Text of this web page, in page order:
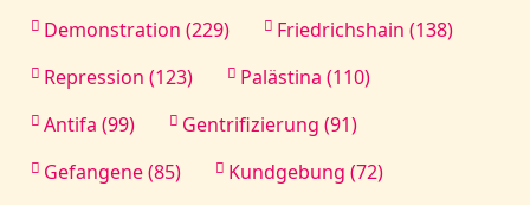
Demonstration (229)
Friedrichshain (138)
Repression (123)
Palästina (110)
Antifa (99)
Gentrifizierung (91)
Gefangene (85)
Kundgebung (72)